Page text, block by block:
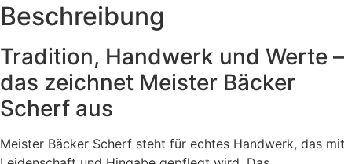
Beschreibung
Tradition, Handwerk und Werte –
das zeichnet Meister Bäcker
Scherf aus
Meister Bäcker Scherf steht für echtes Handwerk, das mit